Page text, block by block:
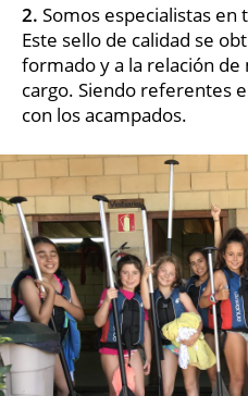
2. Somos especialistas
Este sello de calidad se
formado y a la relación
cargo. Siendo referentes
con los acampados.